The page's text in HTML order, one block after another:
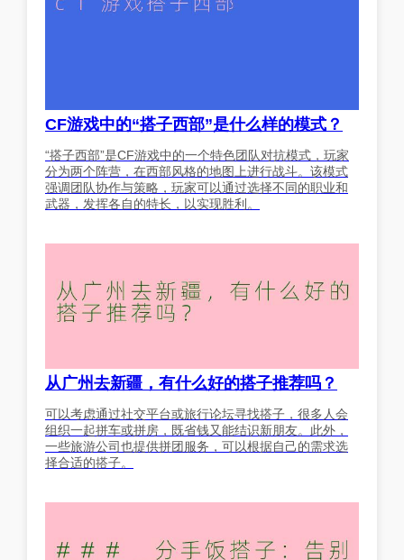
CF游戏中的“搭子西部”是什么样的模式？
“搭子西部”是CF游戏中的一个特色团队对抗模式，玩家
分为两个阵营，在西部风格的地图上进行战斗。该模式
强调团队协作与策略，玩家可以通过选择不同的职业和
武器，发挥各自的特长，以实现胜利。
从广州去新疆，有什么好的搭子推荐吗？
可以考虑通过社交平台或旅行论坛寻找搭子，很多人会
组织一起拼车或拼房，既省钱又能结识新朋友。此外，
一些旅游公司也提供拼团服务，可以根据自己的需求选
择合适的搭子。